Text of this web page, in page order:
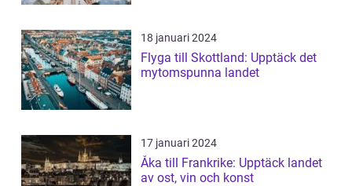
18 januari 2024
Flyga till Skottland: Upptäck det
mytomspunna landet
17 januari 2024
Åka till Frankrike: Upptäck landet
av ost, vin och konst